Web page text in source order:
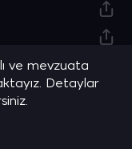
ve mevzuata
Detaylar